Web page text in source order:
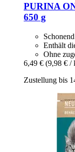
PURINA
650 g
Enthält
Ohne
6,49 € (9,98 € /
Zustellung bis